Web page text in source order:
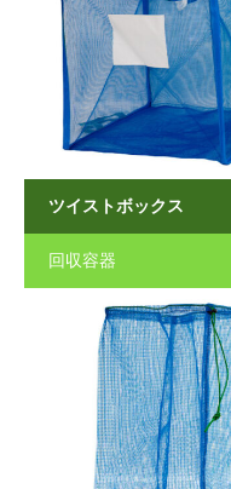
ツイストボックス
回収容器